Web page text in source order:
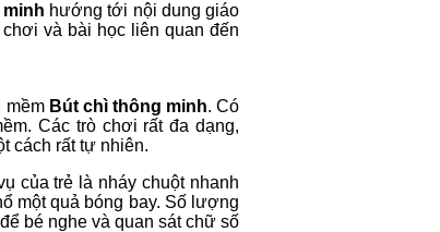
hướng tới nội dung giáo
và bài học liên quan đến
mềm Bút chì thông minh. Có
Các trò chơi rất đa dạng,
cách rất tự nhiên.
của trẻ là nháy chuột nhanh
một quả bóng bay. Số lượng
bé nghe và quan sát chữ số